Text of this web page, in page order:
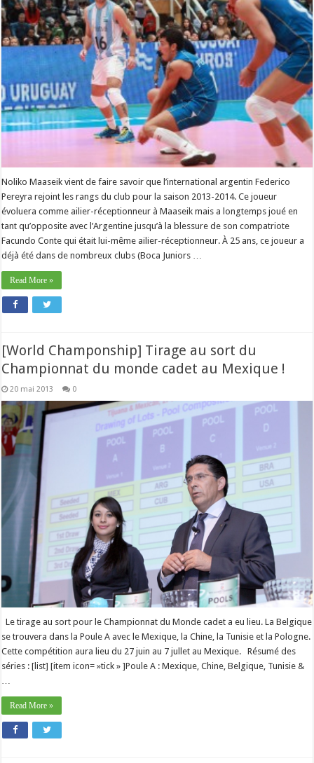
Noliko Maaseik vient de faire savoir que l’international argentin Federico
Pereyra rejoint les rangs du club pour la saison 2013-2014. Ce joueur
évoluera comme ailier-réceptionneur à Maaseik mais a longtemps joué en
tant qu’opposite avec l’Argentine jusqu’à la blessure de son compatriote
Facundo Conte qui était lui-même ailier-réceptionneur. À 25 ans, ce joueur a
déjà été dans de nombreux clubs (Boca Juniors …
Read More »
[World Champonship] Tirage au sort du
Championnat du monde cadet au Mexique !
20 mai 2013 0
Le tirage au sort pour le Championnat du Monde cadet a eu lieu. La Belgique
se trouvera dans la Poule A avec le Mexique, la Chine, la Tunisie et la Pologne.
Cette compétition aura lieu du 27 juin au 7 jullet au Mexique. Résumé des
séries : [list] [item icon= »tick » ]Poule A : Mexique, Chine, Belgique, Tunisie &
…
Read More »